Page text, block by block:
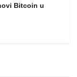
Bitcoin u